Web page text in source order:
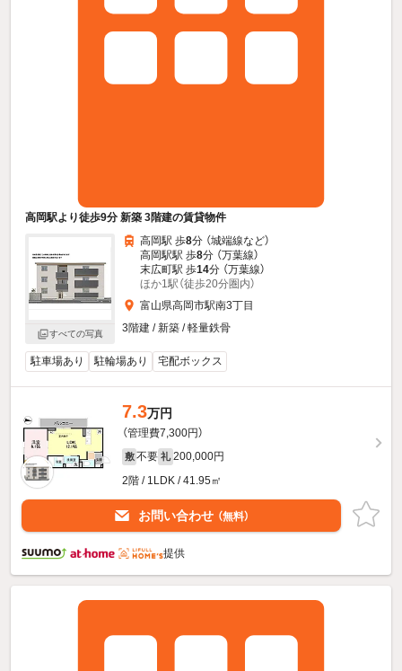
高岡駅より徒歩9分 新築 3階建の賃貸物件
すべての写真
高岡駅 歩8分 （城端線など）
高岡駅駅 歩8分 （万葉線）
末広町駅 歩14分 （万葉線）
ほか1駅（徒歩20分圏内）
富山県高岡市駅南3丁目
3階建 / 新築 / 軽量鉄骨
駐車場あり 駐輪場あり 宅配ボックス
7.3万円
（管理費7,300円）
敷 不要 礼 200,000円
2階 / 1LDK / 41.95㎡
お問い合わせ （無料）
提供